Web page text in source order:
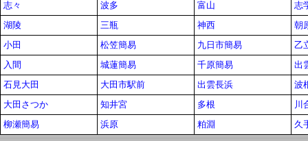
志々
波多 富山
志
湖陵
三瓶 神西
朝
小田
松笠簡易 九日市簡易
乙
入間
城蓮簡易 千原簡易
出
石見大田
大田市駅前 出雲長浜
波
大田さつか
知井宮 多根
川
柳瀬簡易
浜原 粕淵 久